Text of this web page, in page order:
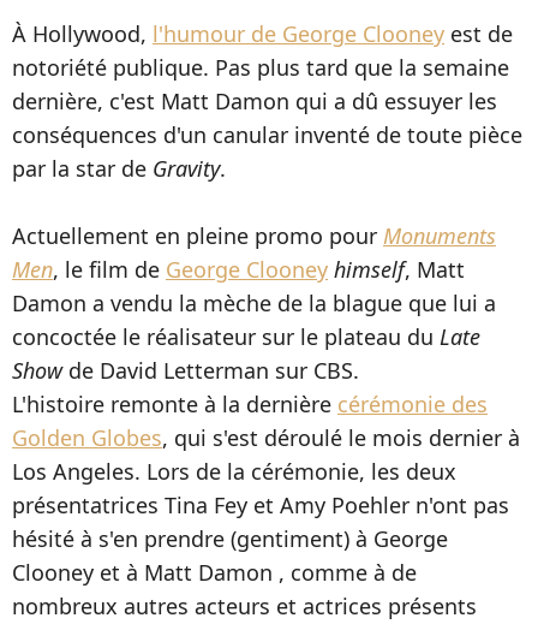
À Hollywood, l'humour de George Clooney est de
notoriété publique. Pas plus tard que la semaine
dernière, c'est Matt Damon qui a dû essuyer les
conséquences d'un canular inventé de toute pièce
par la star de Gravity.
Actuellement en pleine promo pour Monuments
Men, le film de George Clooney himself, Matt
Damon a vendu la mèche de la blague que lui a
concoctée le réalisateur sur le plateau du Late
Showde David Letterman sur CBS.
L'histoire remonte à la dernière cérémonie des
Golden Globes, qui s'est déroulé le mois dernier à
Los Angeles. Lors de la cérémonie, les deux
présentatrices Tina Fey et Amy Poehler n'ont pas
hésité à s'en prendre (gentiment) à George
Clooney et à Matt Damon , comme à de
nombreux autres acteurs et actrices présents